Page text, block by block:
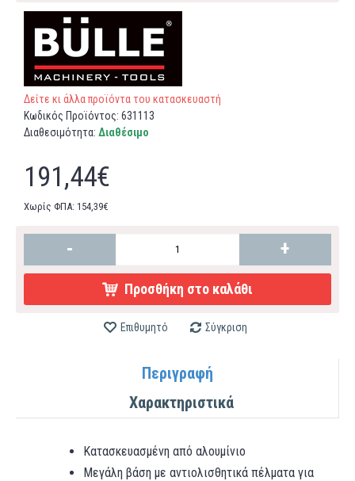
Δείτε κι άλλα προϊόντα του κατασκευαστή
Κωδικός Προϊόντος: 631113
Διαθεσιμότητα: Διαθέσιμο
191,44€
Χωρίς ΦΠΑ: 154,39€
- +
Προσθήκη στο καλάθι
Επιθυμητό Σύγκριση
Περιγραφή
Χαρακτηριστικά
Κατασκευασμένη από αλουμίνιο
Μεγάλη βάση με αντιολισθητικά πέλματα για